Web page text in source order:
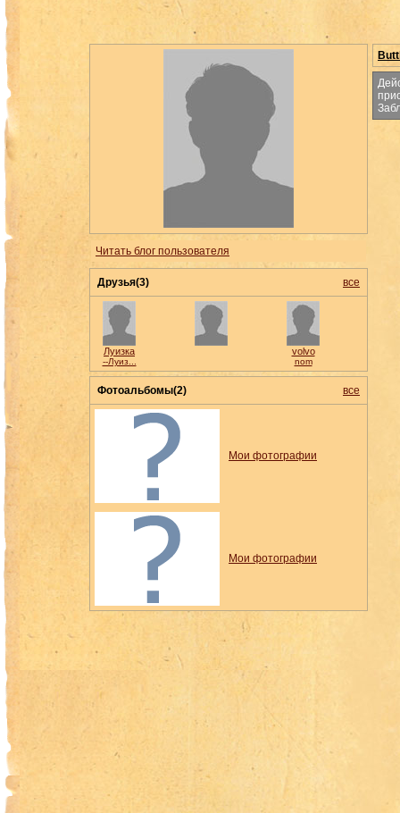
Читать блог пользователя
Друзья(3) все
Луизка
--Луиз...
volvo
nom
Фотоальбомы(2) все
Мои фотографии
Мои фотографии